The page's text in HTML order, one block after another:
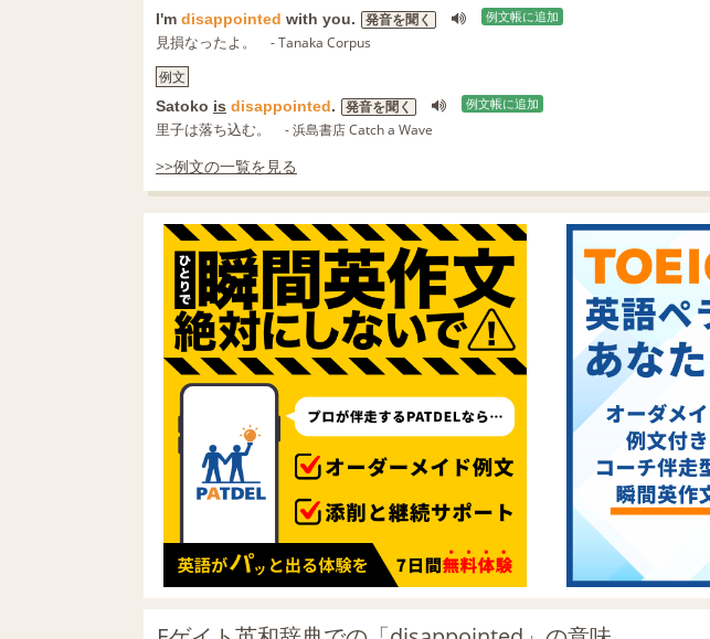
I'm disappointed with you. 発音を聞く 例文帳に追加
見損なったよ。
- Tanaka Corpus
例文
Satoko is disappointed. 発音を聞く 例文帳に追加
里子は落ち込む。 - 浜島書店 Catch a Wave
>>例文の一覧を見る